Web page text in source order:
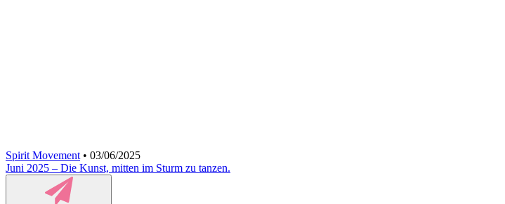
Spirit Movement• 03/06/2025
Juni 2025 – Die Kunst, mitten im Sturm zu tanzen.